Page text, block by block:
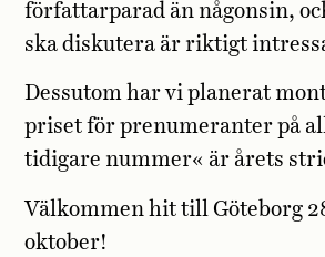
författarparad än någonsin,
ska diskutera är riktigt
Dessutom har vi planerat
priset för prenumeranter på
tidigare nummer« är årets
Välkommen hit till Göteborg
oktober!